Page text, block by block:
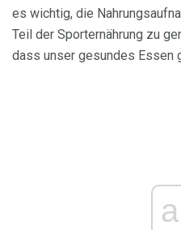
es wichtig, die
Teil der Sporternährung zu
dass unser gesundes Essen